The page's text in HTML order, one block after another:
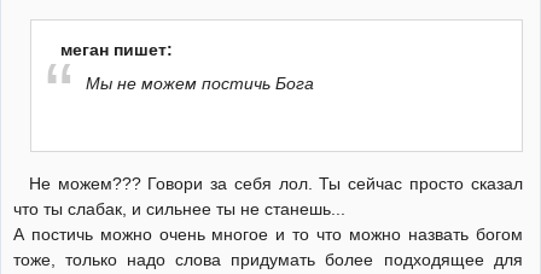
меган пишет:
Мы не можем постичь Бога
Не можем??? Говори за себя лол. Ты сейчас просто сказал
что ты слабак, и сильнее ты не станешь...
А постичь можно очень многое и то что можно назвать богом
тоже, только надо слова придумать более подходящее для